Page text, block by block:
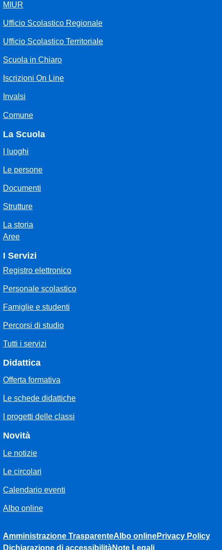
MIUR
Ufficio Scolastico Regionale
Ufficio Scolastico Territoriale
Scuola in Chiaro
Iscrizioni On Line
Invalsi
Comune
La Scuola
I luoghi
Le persone
Documenti
Strutture
La storia
Aree
I Servizi
Registro elettronico
Personale scolastico
Famiglie e studenti
Percorsi di studio
Tutti i servizi
Didattica
Offerta formativa
Le schede didattiche
I progetti delle classi
Novità
Le notizie
Le circolari
Calendario eventi
Albo online
Amministrazione TrasparenteAlbo onlinePrivacy Policy
Dichiarazione di accessibilitàNote Legali